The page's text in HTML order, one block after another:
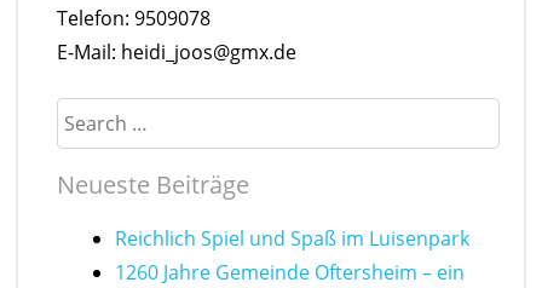
Telefon: 9509078
E-Mail: heidi_joos@gmx.de
Search
Neueste Beiträge
Reichlich Spiel und Spaß im Luisenpark
1260 Jahre Gemeinde Oftersheim – ein